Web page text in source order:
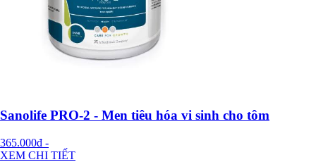
Sanolife PRO-2 - Men tiêu hóa vi sinh cho tôm
365.000đ -
XEM CHI TIẾT